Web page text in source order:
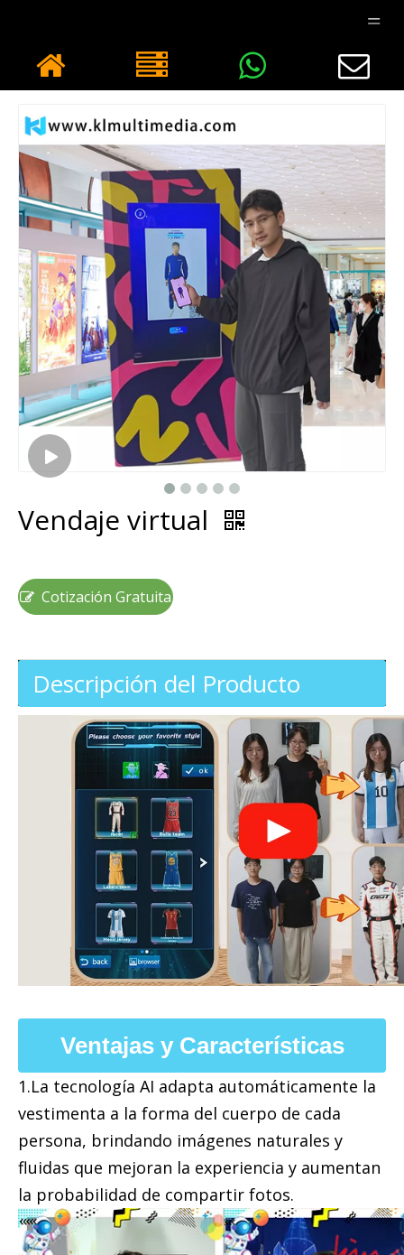
Vendaje virtual
Cotización Gratuita
Descripción del Producto
Ventajas y Características
1.La tecnología AI adapta automáticamente la
vestimenta a la forma del cuerpo de cada
persona, brindando imágenes naturales y
fluidas que mejoran la experiencia y aumentan
la probabilidad de compartir fotos.